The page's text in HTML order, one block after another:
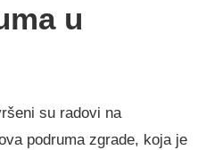
u
su radovi na
podruma zgrade, koja je